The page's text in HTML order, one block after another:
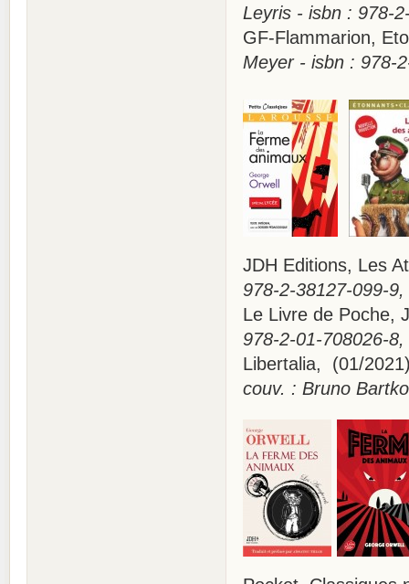
Leyris - isbn : 978-
GF-Flammarion,
Meyer - isbn : 978-
JDH Editions, Les
978-2-38127-099-
Le Livre de
978-2-01-708026-
Libertalia, (01/
couv. : Bruno